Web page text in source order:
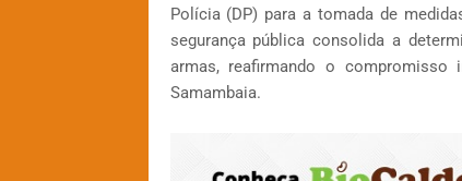
Polícia (DP) para a tomada de
segurança pública consolida a
armas, reafirmando o compromisso
Samambaia.